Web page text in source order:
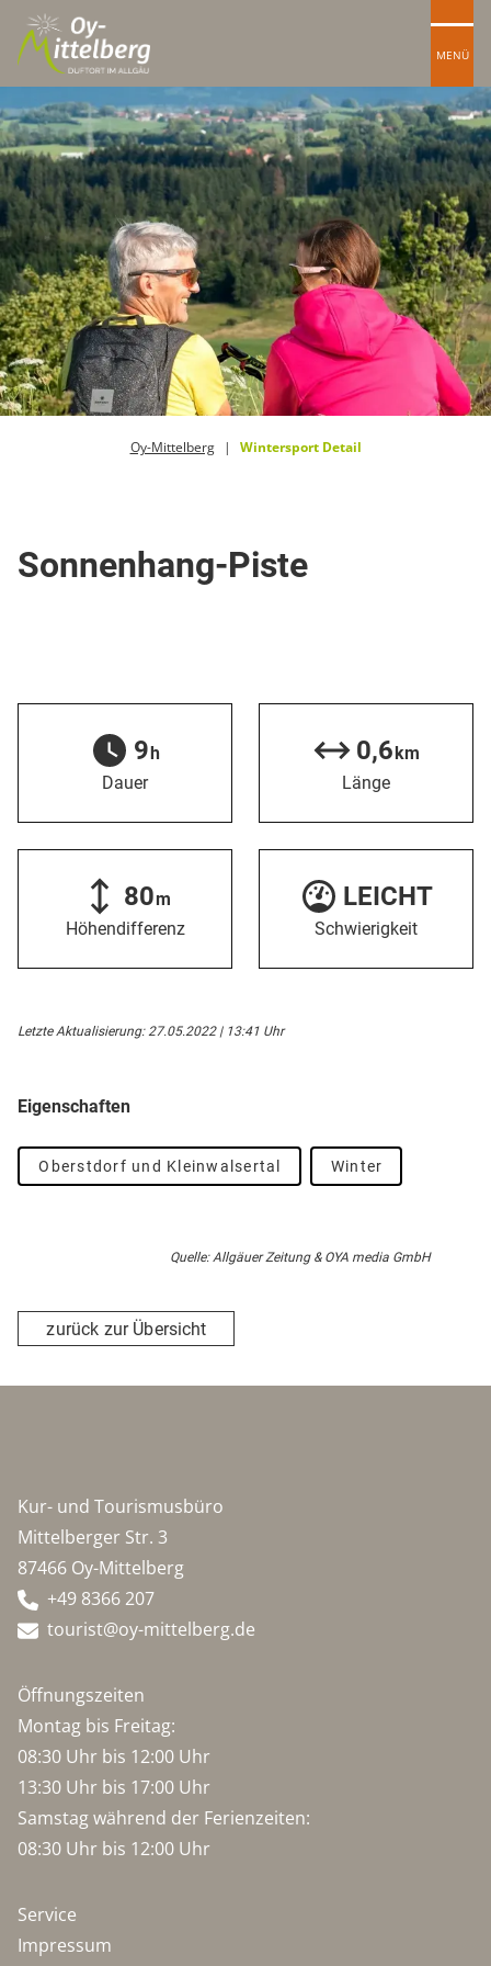
MENÜ
Oy-Mittelberg Wintersport Detail
Sonnenhang-Piste
9h
Dauer
0,6km
Länge
80m
Höhendifferenz
LEICHT
Schwierigkeit
Letzte Aktualisierung: 27.05.2022 | 13:41 Uhr
Eigenschaften
Oberstdorf und Kleinwalsertal Winter
Quelle: Allgäuer Zeitung & OYA media GmbH
zurück zur Übersicht
Kur- und Tourismusbüro
Mittelberger Str. 3
87466 Oy-Mittelberg
+49 8366 207
tourist@oy-mittelberg.de
Öffnungszeiten
Montag bis Freitag:
08:30 Uhr bis 12:00 Uhr
13:30 Uhr bis 17:00 Uhr
Samstag während der Ferienzeiten:
08:30 Uhr bis 12:00 Uhr
Service
Impressum